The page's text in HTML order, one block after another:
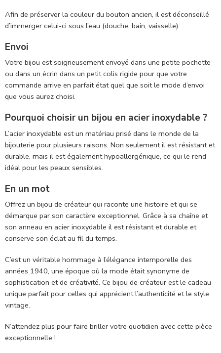
Afin de préserver la couleur du bouton ancien, il est déconseillé
d’immerger celui-ci sous l’eau (douche, bain, vaisselle).
Envoi
Votre bijou est soigneusement envoyé dans une petite pochette
ou dans un écrin dans un petit colis rigide pour que votre
commande arrive en parfait état quel que soit le mode d’envoi
que vous aurez choisi.
Pourquoi choisir un bijou en acier inoxydable ?
L’acier inoxydable est un matériau prisé dans le monde de la
bijouterie pour plusieurs raisons. Non seulement il est résistant et
durable, mais il est également hypoallergénique, ce qui le rend
idéal pour les peaux sensibles.
En un mot
Offrez un bijou de créateur qui raconte une histoire et qui se
démarque par son caractère exceptionnel. Grâce à sa chaîne et
son anneau en acier inoxydable il est résistant et durable et
conserve son éclat au fil du temps.
C’est un véritable hommage à l’élégance intemporelle des
années 1940, une époque où la mode était synonyme de
sophistication et de créativité. Ce bijou de créateur est le cadeau
unique parfait pour celles qui apprécient l’authenticité et le style
vintage.
N’attendez plus pour faire briller votre quotidien avec cette pièce
exceptionnelle !